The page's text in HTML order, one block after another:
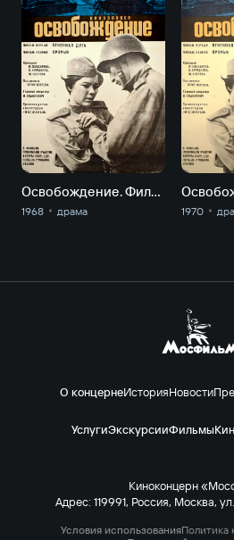
Освобождение. Фильм 1. Огненная дуга
1968 драма 1970
О концернеИсторияНовости
УслугиЭкскурсииФильмы
Киноконцерн
Адрес: 119991, Россия, Москва,
Условия использованияПолитика